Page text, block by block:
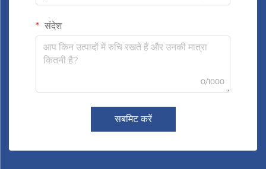
संदेश
0/1000
सबमिट करें